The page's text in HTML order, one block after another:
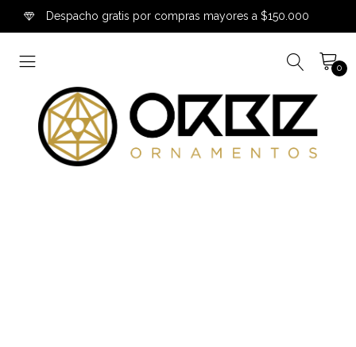
Despacho gratis por compras mayores a $150.000
0